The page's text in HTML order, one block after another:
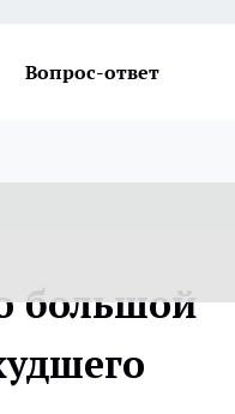
Вопрос-ответ
большой